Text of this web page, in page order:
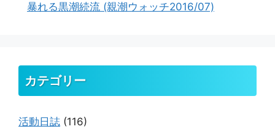
暴れる黒潮続流 (親潮ウォッチ2016/07)
カテゴリー
活動日誌 (116)